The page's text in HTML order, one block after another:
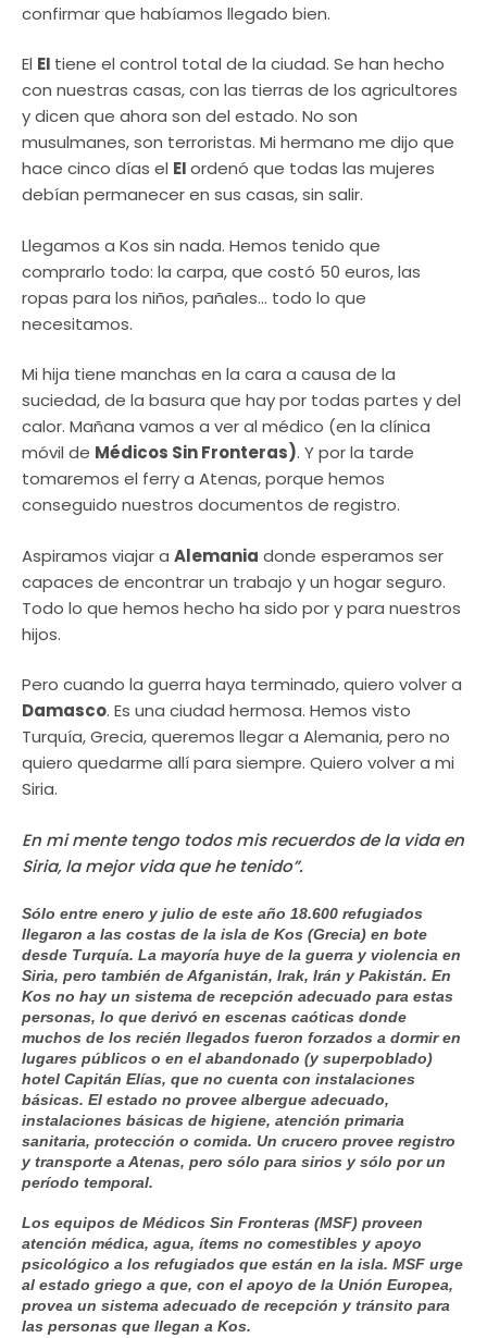
confirmar que habíamos llegado bien.
El EI tiene el control total de la ciudad. Se han hecho
con nuestras casas, con las tierras de los agricultores
y dicen que ahora son del estado. No son
musulmanes, son terroristas. Mi hermano me dijo que
hace cinco días el EIordenó que todas las mujeres
debían permanecer en sus casas, sin salir.
Llegamos a Kos sin nada. Hemos tenido que
comprarlo todo: la carpa, que costó 50 euros, las
ropas para los niños, pañales… todo lo que
necesitamos.
Mi hija tiene manchas en la cara a causa de la
suciedad, de la basura que hay por todas partes y del
calor. Mañana vamos a ver al médico (en la clínica
móvil de Médicos Sin Fronteras). Y por la tarde
tomaremos el ferry a Atenas, porque hemos
conseguido nuestros documentos de registro.
Aspiramos viajar a Alemania donde esperamos ser
capaces de encontrar un trabajo y un hogar seguro.
Todo lo que hemos hecho ha sido por y para nuestros
hijos.
Pero cuando la guerra haya terminado, quiero volver a
Damasco. Es una ciudad hermosa. Hemos visto
Turquía, Grecia, queremos llegar a Alemania, pero no
quiero quedarme allí para siempre. Quiero volver a mi
Siria.
En mi mente tengo todos mis recuerdos de la vida en
Siria, la mejor vida que he tenido”.
Sólo entre enero y julio de este año 18.600 refugiados
llegaron a las costas de la isla de Kos (Grecia) en bote
desde Turquía. La mayoría huye de la guerra y violencia en
Siria, pero también de Afganistán, Irak, Irán y Pakistán. En
Kos no hay un sistema de recepción adecuado para estas
personas, lo que derivó en escenas caóticas donde
muchos de los recién llegados fueron forzados a dormir en
lugares públicos o en el abandonado (y superpoblado)
hotel Capitán Elías, que no cuenta con instalaciones
básicas. El estado no provee albergue adecuado,
instalaciones básicas de higiene, atención primaria
sanitaria, protección o comida. Un crucero provee registro
y transporte a Atenas, pero sólo para sirios y sólo por un
período temporal.
Los equipos de Médicos Sin Fronteras (MSF) proveen
atención médica, agua, ítems no comestibles y apoyo
psicológico a los refugiados que están en la isla. MSF urge
al estado griego a que, con el apoyo de la Unión Europea,
provea un sistema adecuado de recepción y tránsito para
las personas que llegan a Kos.